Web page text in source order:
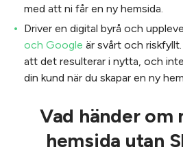
med att ni får en ny hemsida.
Driver en digital byrå och
och Google är svårt och
att det resulterar i nytta, och
din kund när du skapar en ny
Vad händer om
hemsida utan